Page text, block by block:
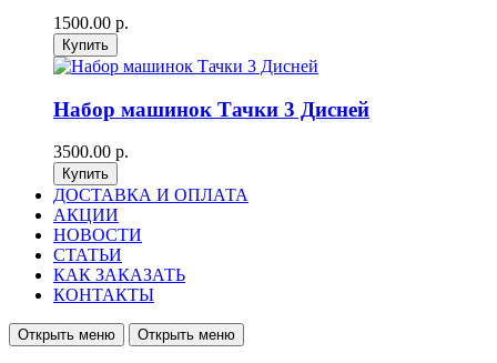
1500.00 р.
Набор машинок Тачки 3 Дисней
3500.00 р.
ДОСТАВКА И ОПЛАТА
АКЦИИ
НОВОСТИ
СТАТЬИ
КАК ЗАКАЗАТЬ
КОНТАКТЫ
Открыть меню Открыть меню